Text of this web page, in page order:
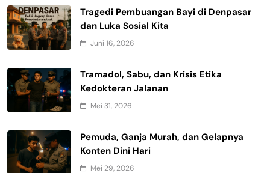
Tragedi Pembuangan Bayi di Denpasar
dan Luka Sosial Kita
Juni 16, 2026
Tramadol, Sabu, dan Krisis Etika
Kedokteran Jalanan
Mei 31, 2026
Pemuda, Ganja Murah, dan Gelapnya
Konten Dini Hari
Mei 29, 2026